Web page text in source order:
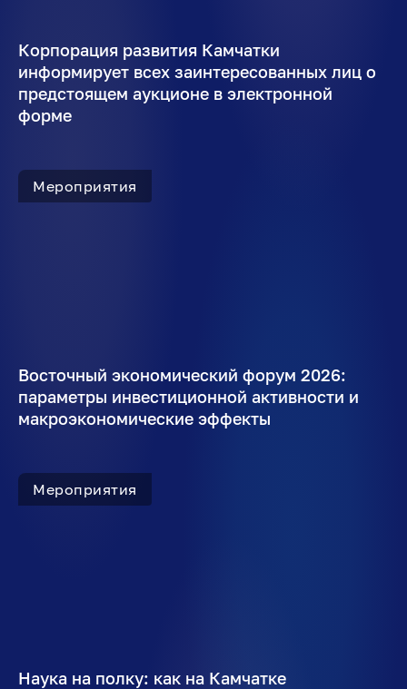
Корпорация развития Камчатки
информирует всех заинтересованных лиц о
предстоящем аукционе в электронной
форме
Мероприятия
Восточный экономический форум 2026:
параметры инвестиционной активности и
макроэкономические эффекты
Мероприятия
Наука на полку: как на Камчатке